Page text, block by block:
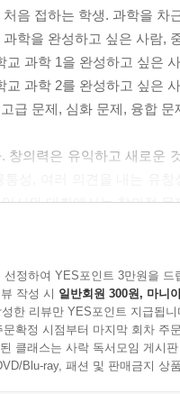
음 접하는 학생. 과학을
학을 완성하고 싶은 사람,
교 과학 1을 완성하고 싶은
교 과학 2를 완성하고 싶은
급 문제, 심화 문제, 융합
창의력은 유익하고 새로운
시와 대회에서는 창의적
로 하고 있습니다.
리즈는 과학적 창의력을
용을 4면으로 나누어 정리
념다지기 : 강의 내용을 이
정하여 YES포인트 3만원을 드
작성 시 일반회원 300원, 마니
한 리뷰만 YES포인트 지급됩니
확정 시점부터 마지막 회차 주
클래스는 사락 독서모임 게시
Blu-ray, 패션 및 판매금지 상